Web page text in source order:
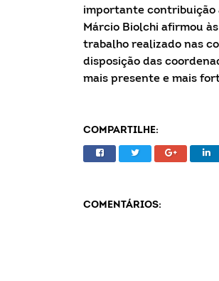
importante contribuição
Márcio Biolchi afirmou
trabalho realizado nas
disposição das
mais presente e mais
COMPARTILHE:
COMENTÁRIOS: